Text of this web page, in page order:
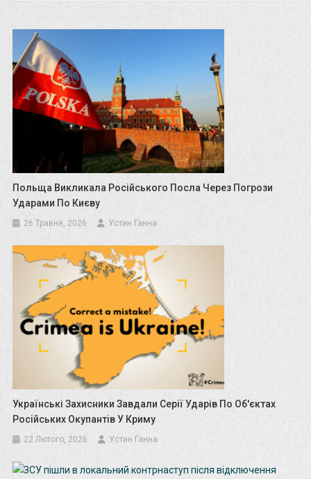
Польща Викликала Російського Посла Через Погрози
Ударами По Києву
26 Травня, 2026 Устин Ганна
Українські Захисники Завдали Серії Ударів По Об'єктах
Російських Окупантів У Криму
22 Лютого, 2026 Устин Ганна